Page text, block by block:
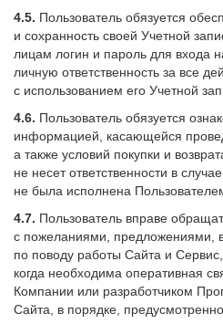
4.5. Пользователь обязуется
и сохранность своей Учетной
лицам логин и пароль для входа
личную ответственность за все
с использованием его Учетной
4.6. Пользователь обязуется
информацией, касающейся
а также условий покупки и
не несет ответственности в
не была исполнена
4.7. Пользователь вправе
с пожеланиями, предложениями,
по поводу работы Сайта и
когда необходима оперативная
Компании или разработчиком
Сайта, в порядке,